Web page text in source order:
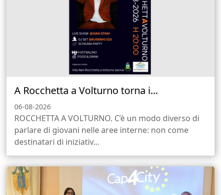
A Rocchetta a Volturno torna i...
06-08-2026
ROCCHETTA A VOLTURNO. C’è un modo diverso di
parlare di giovani nelle aree interne: non come
destinatari di iniziativ...